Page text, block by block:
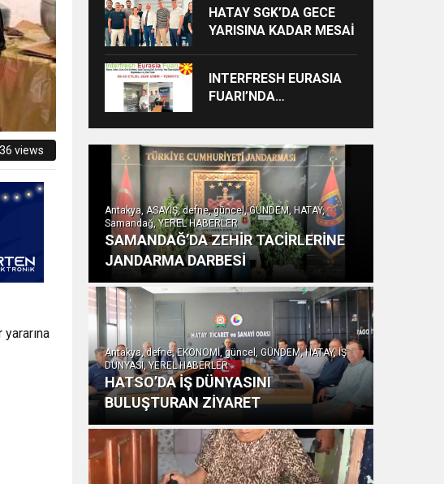
views
HATAY SGK’DA GECE
YARISINA KADAR MESAİ
INTERFRESH EURASIA
FUARI’NDA
BİRLİKLERİ İÇİN GERİ
SAYIM BAŞLADI
Antakya, ASAYİŞ, defne, güncel, GÜNDEM, HATAY,
Samandağ, YEREL HABERLER
SAMANDAĞ’DA ZEHİR TACİRLERİNE
JANDARMA DARBESİ
Antakya, defne, EKONOMİ, güncel, GÜNDEM, HATAY, İŞ
DÜNYASI, YEREL HABERLER
HATSO’DA İŞ DÜNYASINI
BULUŞTURAN ZİYARET